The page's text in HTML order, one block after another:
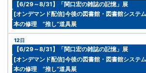
【6/29～8/31】「関口宏の雑誌の記憶」展
[オンデマンド配信]今後の図書館・図書館システ
本の修理 ”推し”道具展
12日
【6/29～8/31】「関口宏の雑誌の記憶」展
[オンデマンド配信]今後の図書館・図書館システ
本の修理 ”推し”道具展